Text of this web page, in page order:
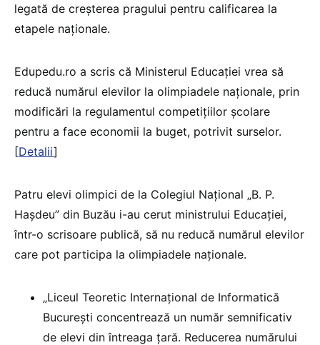
legată de creșterea pragului pentru calificarea la
etapele naționale.
Edupedu.ro a scris că Ministerul Educației vrea să
reducă numărul elevilor la olimpiadele naționale, prin
modificări la regulamentul competițiilor școlare
pentru a face economii la buget, potrivit surselor.
[Detalii]
Patru elevi olimpici de la Colegiul Național „B. P.
Hașdeu” din Buzău i-au cerut ministrului Educației,
într-o scrisoare publică, să nu reducă numărul elevilor
care pot participa la olimpiadele naționale.
„Liceul Teoretic Internațional de Informatică
București concentrează un număr semnificativ
de elevi din întreaga țară. Reducerea numărului